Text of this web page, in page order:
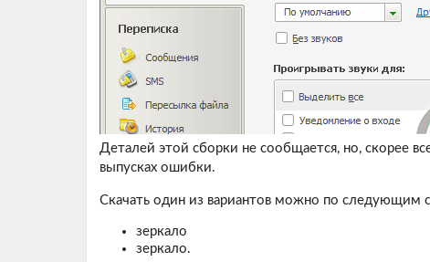
Деталей этой сборки не сообщается, но, скорее
выпусках ошибки.
Скачать один из вариантов можно по следующим
зеркало
зеркало.